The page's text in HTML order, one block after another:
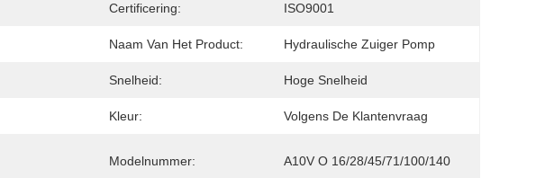
Certificering: ISO9001
Naam Van Het Product: Hydraulische Zuiger Pomp
Snelheid: Hoge Snelheid
Kleur: Volgens De Klantenvraag
Modelnummer: A10V O 16/28/45/71/100/140